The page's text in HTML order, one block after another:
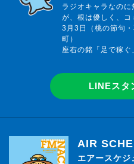
ラジオキャラなの
が、根は優しく、コ
3月3日（桃の節句
町）
座右の銘「足で稼ぐ
LINEスタ
AIR
エアースケジ